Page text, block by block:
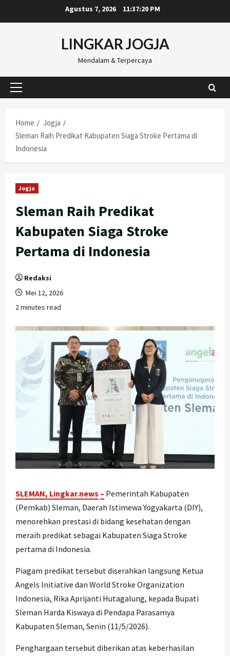
to
Agustus 7, 2026 11:37:21 PM
LINGKAR JOGJA
Mendalam & Terpercaya
Primary
Home
Jogja
Sleman Raih Predikat Kabupaten Siaga Stroke Pertama di
Indonesia
Jogja
Sleman Raih Predikat
Kabupaten Siaga Stroke
Pertama di Indonesia
Redaksi
Mei 12, 2026
2 minutes read
SLEMAN, Lingkar.news – Pemerintah Kabupaten
(Pemkab) Sleman, Daerah Istimewa Yogyakarta (DIY),
menorehkan prestasi di bidang kesehatan dengan
meraih predikat sebagai Kabupaten Siaga Stroke
pertama di Indonesia.
Piagam predikat tersebut diserahkan langsung Ketua
Angels Initiative dan World Stroke Organization
Indonesia, Rika Aprijanti Hutagalung, kepada Bupati
Sleman Harda Kiswaya di Pendapa Parasamya
Kabupaten Sleman, Senin (11/5/2026).
Penghargaan tersebut diberikan atas keberhasilan